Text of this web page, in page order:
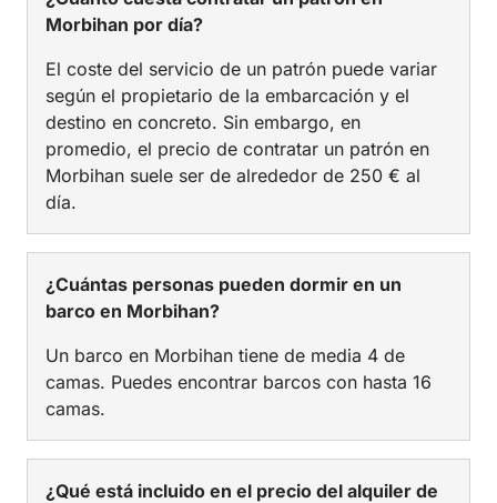
Morbihan por día?
El coste del servicio de un patrón puede variar
según el propietario de la embarcación y el
destino en concreto. Sin embargo, en
promedio, el precio de contratar un patrón en
Morbihan suele ser de alrededor de 250 € al
día.
¿Cuántas personas pueden dormir en un
barco en Morbihan?
Un barco en Morbihan tiene de media 4 de
camas. Puedes encontrar barcos con hasta 16
camas.
¿Qué está incluido en el precio del alquiler de